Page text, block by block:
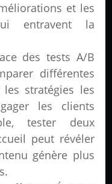
et les
entravent la
des tests A/B
différentes
les stratégies les
les clients
tester deux
peut révéler
génère plus